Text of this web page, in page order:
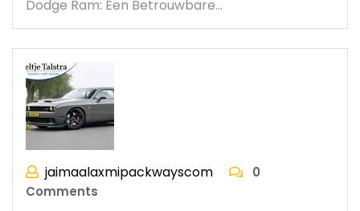
Dodge Ram: Een Betrouwbare…
jaimaalaxmipackwayscom
0
Comments